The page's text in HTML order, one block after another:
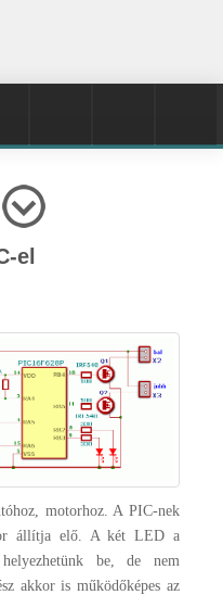
el
motorhoz. A PIC-nek
állítja elő. A két LED a
be, de nem
akkor is működőképes az